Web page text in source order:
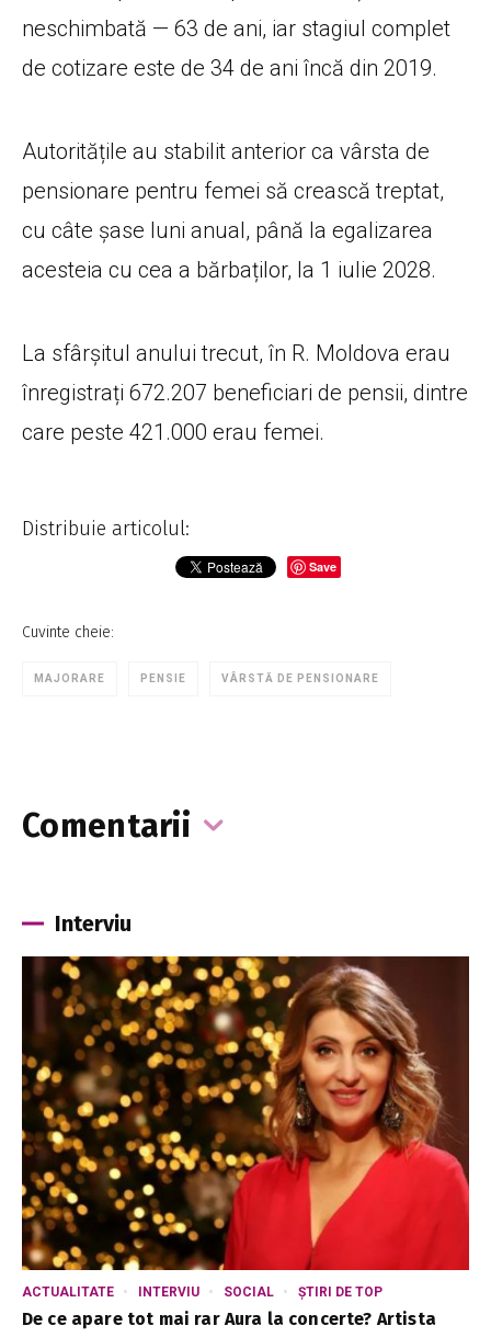
neschimbată — 63 de ani, iar stagiul complet
de cotizare este de 34 de ani încă din 2019.
Autoritățile au stabilit anterior ca vârsta de
pensionare pentru femei să crească treptat,
cu câte șase luni anual, până la egalizarea
acesteia cu cea a bărbaților, la 1 iulie 2028.
La sfârșitul anului trecut, în R. Moldova erau
înregistrați 672.207 beneficiari de pensii, dintre
care peste 421.000 erau femei.
Distribuie articolul:
Save
Cuvinte cheie:
MAJORARE PENSIE VÂRSTĂ DE PENSIONARE
Comentarii
Interviu
ACTUALITATE INTERVIU SOCIAL ȘTIRI DE TOP
De ce apare tot mai rar Aura la concerte? Artista